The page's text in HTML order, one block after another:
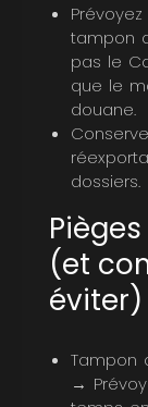
tampon
pas le
que le
douane.
dossiers.
(et
éviter)
Tampon
→